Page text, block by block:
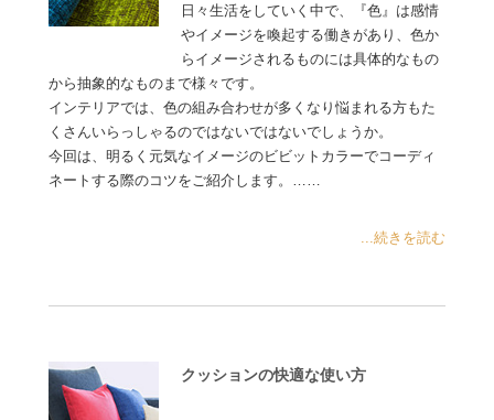
日々生活をしていく中で、『色』は感情
やイメージを喚起する働きがあり、色か
らイメージされるものには具体的なもの
から抽象的なものまで様々です。
インテリアでは、色の組み合わせが多くなり悩まれる方もた
くさんいらっしゃるのではないではないでしょうか。
今回は、明るく元気なイメージのビビットカラーでコーディ
ネートする際のコツをご紹介します。……
...続きを読む
クッションの快適な使い方